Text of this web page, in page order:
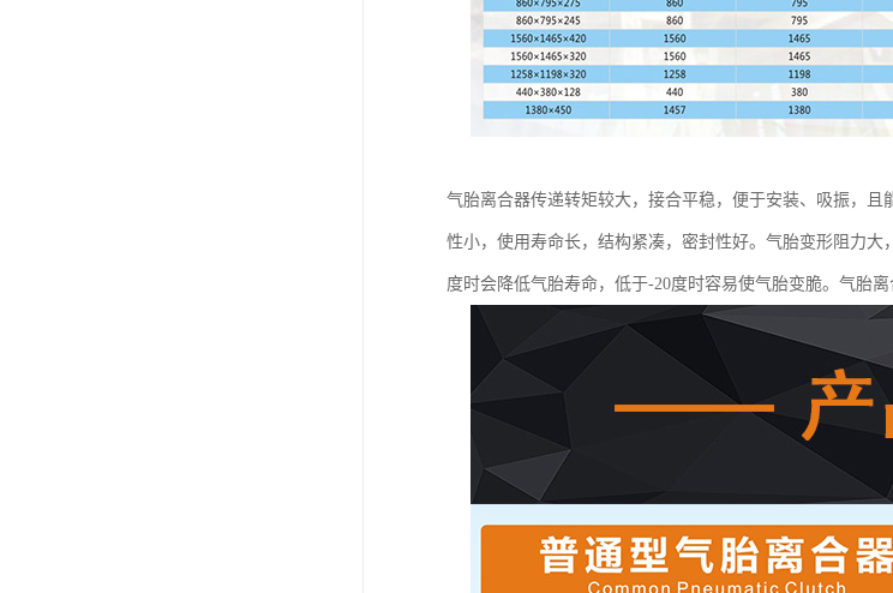
气胎离合器传递转矩较大，接合平稳，便于安装、吸振，
性小，使用寿命长，结构紧凑，密封性好。气胎变形阻力
度时会降低气胎寿命，低于-20度时容易使气胎变脆。气胎